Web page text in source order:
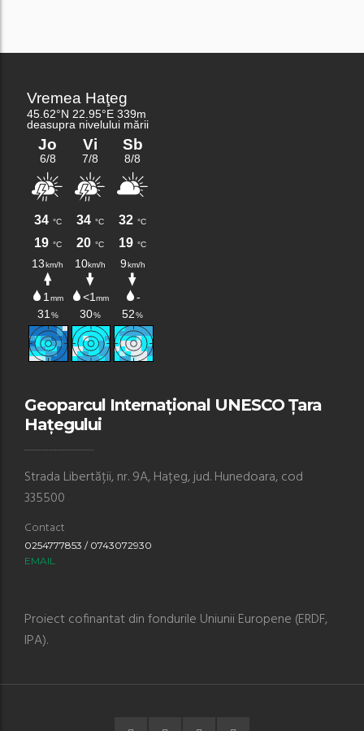
navigation
Geoparcul Internațional UNESCO Țara
Hațegului
Strada Libertății, nr. 9A, Hațeg, jud. Hunedoara, cod
335500
Contact
0254777853 / 0743072930
EMAIL
Proiect cofinantat din fondurile Uniunii Europene (ERDF,
IPA).